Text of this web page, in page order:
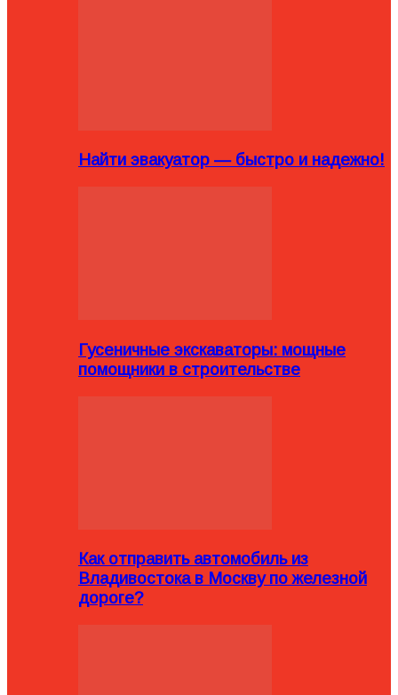
Найти эвакуатор — быстро и надежно!
Гусеничные экскаваторы: мощные
помощники в строительстве
Как отправить автомобиль из
Владивостока в Москву по железной
дороге?